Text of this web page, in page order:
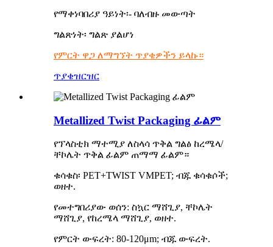
የማቀነባበሪያ ዓይነት፡- ባለብዙ መውጣት
ግልጽነት፡ ግልጽ ያልሆነ
የምርት ዋጋ ለማግኘት ጥያቄዎችን ይላኩ።
ጥያቄዝርዝር
Metallized Twist Packaging ፊልም
የፕላስቲክ ማተሚያ ለስላሳ ጥቅል ግልፅ ከረሜላ/
ቸኮሌት ጥቅል ፊልም ጠማማ ፊልም።
ቁሳቁስ፡ PET+TWIST VMPET; ብጁ ቁሳቁሶች;
ወዘተ.
የመተግበሪያው ወሰን: ስኳር ማሸጊያ, ቸኮሌት
ማሸጊያ, የከረሜላ ማሸጊያ, ወዘተ.
የምርት ውፍረት: 80-120μm; ብጁ ውፍረት.